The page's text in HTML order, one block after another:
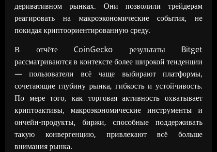
деривативном рынках. Они позволили трейдерам
реагировать на макроэкономические события, не
покидая криптоориентированную среду.
В отчёте CoinGecko результаты Bitget
рассматриваются в контексте более широкой тенденции
— пользователи всё чаще выбирают платформы,
сочетающие глубину рынка, гибкость и устойчивость.
По мере того, как торговая активность охватывает
криптоактивы, макроэкономические инструменты и
ончейн-продукты, биржи, способные поддерживать
такую конвергенцию, привлекают всё больше
внимания рынка.